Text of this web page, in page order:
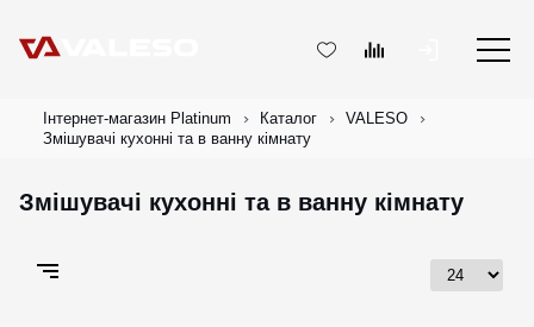
Інтернет-магазин Platinum Каталог
VALESO
Змішувачі кухонні та в ванну кімнату
Змішувачі кухонні та в ванну кімнату